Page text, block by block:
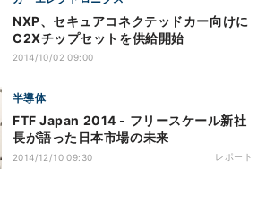
NXP、セキュアコネクテッドカー向けに
C2Xチップセットを供給開始
2014/10/02 09:00
半導体
FTF Japan 2014 - フリースケール新社
長が語った日本市場の未来
2014/12/10 09:30 レポート